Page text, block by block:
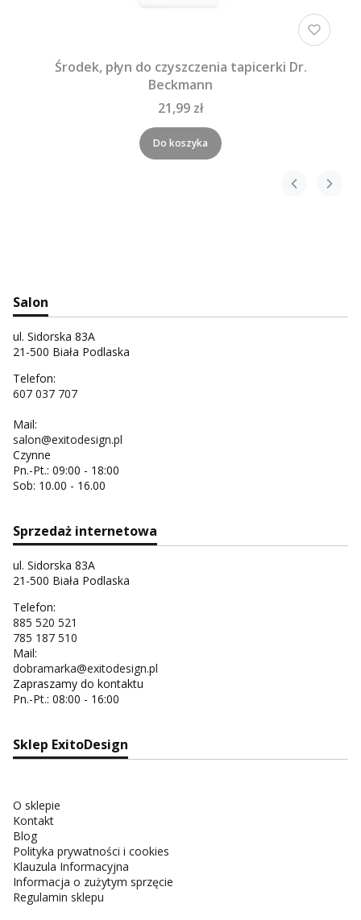
Środek, płyn do czyszczenia tapicerki Dr.
Beckmann
21,99 zł
Do koszyka
Salon
ul. Sidorska 83A
21-500 Biała Podlaska
Telefon:
607 037 707
Mail:
salon@exitodesign.pl
Czynne
Pn.-Pt.: 09:00 - 18:00
Sob: 10.00 - 16.00
Sprzedaż internetowa
ul. Sidorska 83A
21-500 Biała Podlaska
Telefon:
885 520 521
785 187 510
Mail:
dobramarka@exitodesign.pl
Zapraszamy do kontaktu
Pn.-Pt.: 08:00 - 16:00
Sklep ExitoDesign
O sklepie
Kontakt
Blog
Polityka prywatności i cookies
Klauzula Informacyjna
Informacja o zużytym sprzęcie
Regulamin sklepu